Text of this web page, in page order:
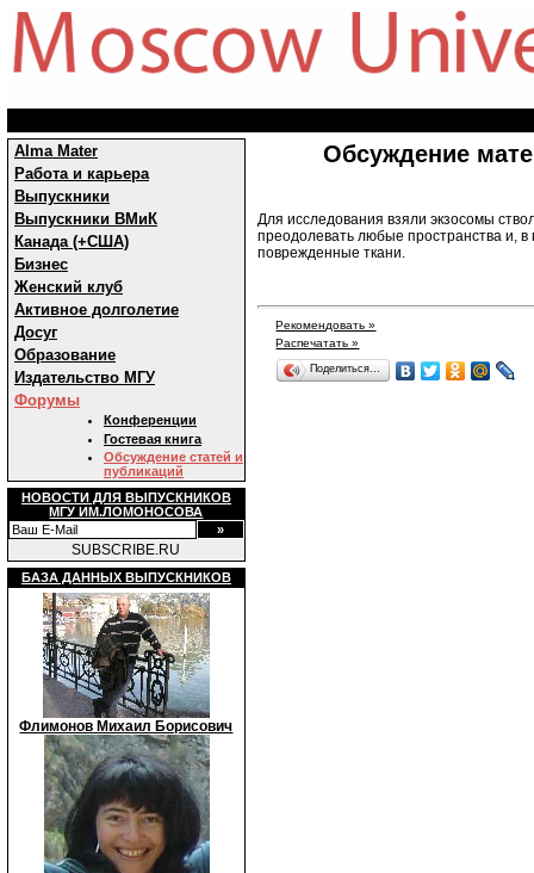
Alma Mater
Работа и карьера
Выпускники
Выпускники ВМиК
Канада (+США)
Бизнес
Женский клуб
Активное долголетие
Досуг
Образование
Издательство МГУ
Форумы
Конференции
Гостевая книга
Обсуждение статей и
публикаций
НОВОСТИ ДЛЯ ВЫПУСКНИКОВ
МГУ ИМ.ЛОМОНОСОВА
SUBSCRIBE.RU
БАЗА ДАННЫХ ВЫПУСКНИКОВ
Флимонов Михаил Борисович
Обсуждение
Для исследования взяли экзосомы
преодолевать любые пространства и,
поврежденные ткани.
Рекомендовать »
Распечатать »
Поделиться…